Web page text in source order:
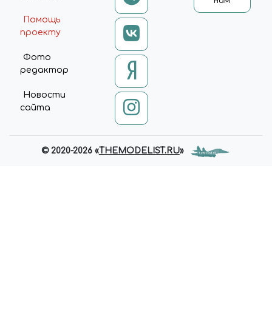
Помощь
проекту
Фото
редактор
Новости
сайта
© 2020-2026 «THEMODELIST.RU»